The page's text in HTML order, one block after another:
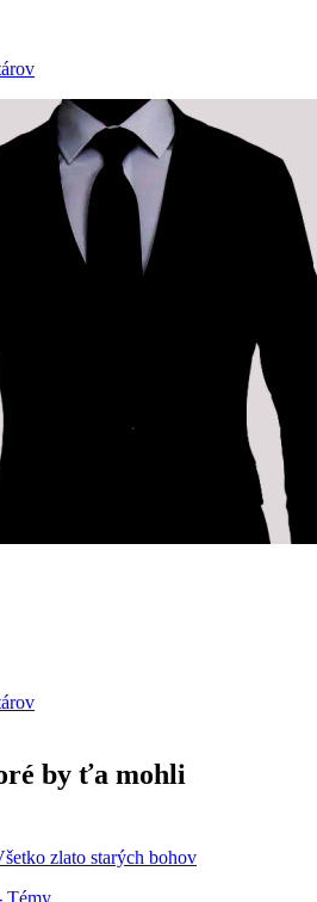
by ťa mohli
zlato starých bohov
Témy